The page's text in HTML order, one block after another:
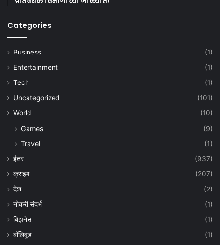
Categories
Business
(1)
Entertainment
(1)
Tech
(1)
Uncategorized
(101)
World
(10)
Games
(9)
Travel
(1)
ईतर
(937)
क्राइम
(207)
देश
(2)
नोकरी संदर्भ
(1)
बिझनेस
(1)
बॉलिवूड
(1)